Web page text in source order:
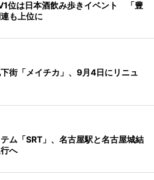
位は日本酒飲み歩きイベント 「豊
も上位に
街「メイチカ」、9月4日にリニュ
ム「SRT」、名古屋駅と名古屋城結
へ